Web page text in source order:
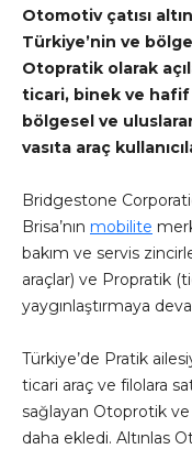
Otomotiv çatısı
Türkiye’nin ve
Otopratik olarak
ticari, binek ve
bölgesel ve
vasıta araç
Bridgestone
Brisa’nın mobilite
bakım ve servis
araçlar) ve Propratik
yaygınlaştırmaya
Türkiye’de Pratik
ticari araç ve filolara
sağlayan Otoprotik ve
daha ekledi. Altınlas